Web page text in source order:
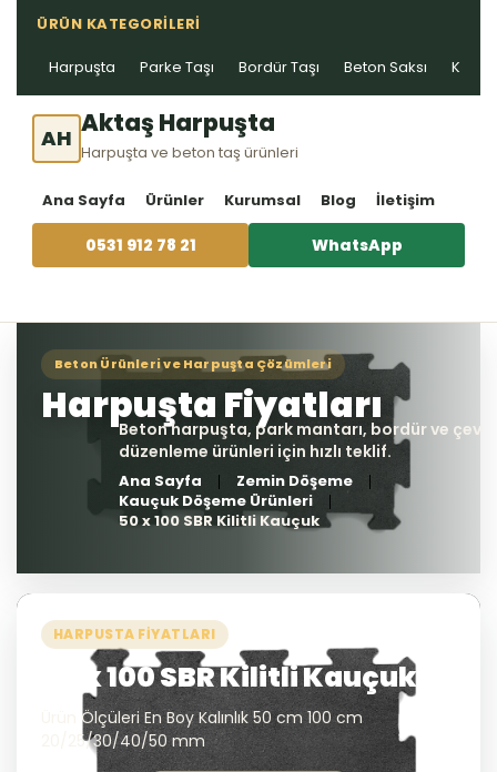
ÜRÜN KATEGORILERI
Harpuşta Parke Taşı Bordür Taşı Beton Saksı Kablo
AH Aktaş Harpuşta
Harpuşta ve beton taş ürünleri
Ana Sayfa Ürünler Kurumsal Blog İletişim
0531 912 78 21 WhatsApp
Ana Sayfa
Zemin Döşeme
Kauçuk Döşeme Ürünleri
50 x 100 SBR Kilitli Kauçuk
HARPUSTA FIYATLARI
50 x 100 SBR Kilitli Kauçuk
Ürün Ölçüleri En Boy Kalınlık 50 cm 100 cm
20/25/30/40/50 mm